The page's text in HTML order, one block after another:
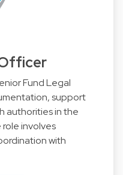
Fund Legal
support
authorities in the
involves
with